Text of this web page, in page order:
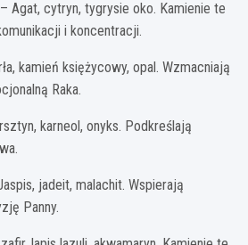
– Agat, cytryn, tygrysie oko. Kamienie te
i koncentracji.
kamień księżycowy, opal. Wzmacniają
Raka.
karneol, onyks. Podkreślają
jadeit, malachit. Wspierają
Panny.